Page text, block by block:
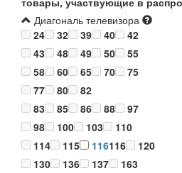
Диагональ телевизора
24
32 39 40
42
43
48 49 50
55
58
60 65 70
75
77
80
82
83
85 86 88
97
98
100 103
110
114
115 116116
120
130
136 137
163